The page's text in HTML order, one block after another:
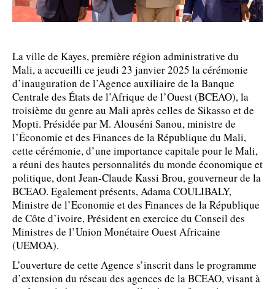
La ville de Kayes, première région administrative du
Mali, a accueilli ce jeudi 23 janvier 2025 la cérémonie
d’inauguration de l’Agence auxiliaire de la Banque
Centrale des États de l’Afrique de l’Ouest (BCEAO), la
troisième du genre au Mali après celles de Sikasso et de
Mopti. Présidée par M. Alouséni Sanou, ministre de
l’Économie et des Finances de la République du Mali,
cette cérémonie, d’une importance capitale pour le Mali,
a réuni des hautes personnalités du monde économique et
politique, dont Jean-Claude Kassi Brou, gouverneur de la
BCEAO. Egalement présents, Adama COULIBALY,
Ministre de l’Economie et des Finances de la République
de Côte d’ivoire, Président en exercice du Conseil des
Ministres de l’Union Monétaire Ouest Africaine
(UEMOA).
L’ouverture de cette Agence s’inscrit dans le programme
d’extension du réseau des agences de la BCEAO, visant à